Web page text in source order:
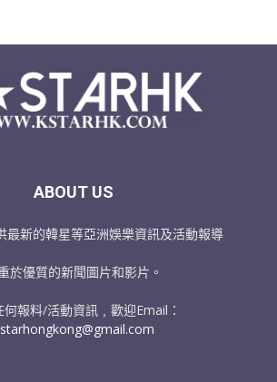
ABOUT US
最新的韓星等亞洲娛樂資訊及活動報導
於優質的新聞圖片和影片。
何報料/活動資訊﹐歡迎Email：